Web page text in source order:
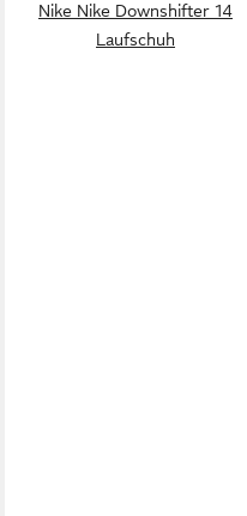
Nike Nike Downshifter 14
Laufschuh